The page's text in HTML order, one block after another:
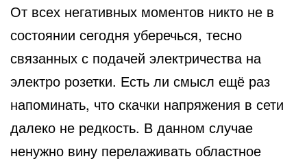
От всех негативных моментов никто не в
состоянии сегодня уберечься, тесно
связанных с подачей электричества на
электро розетки. Есть ли смысл ещё раз
напоминать, что скачки напряжения в сети
далеко не редкость. В данном случае
ненужно вину перелаживать областное